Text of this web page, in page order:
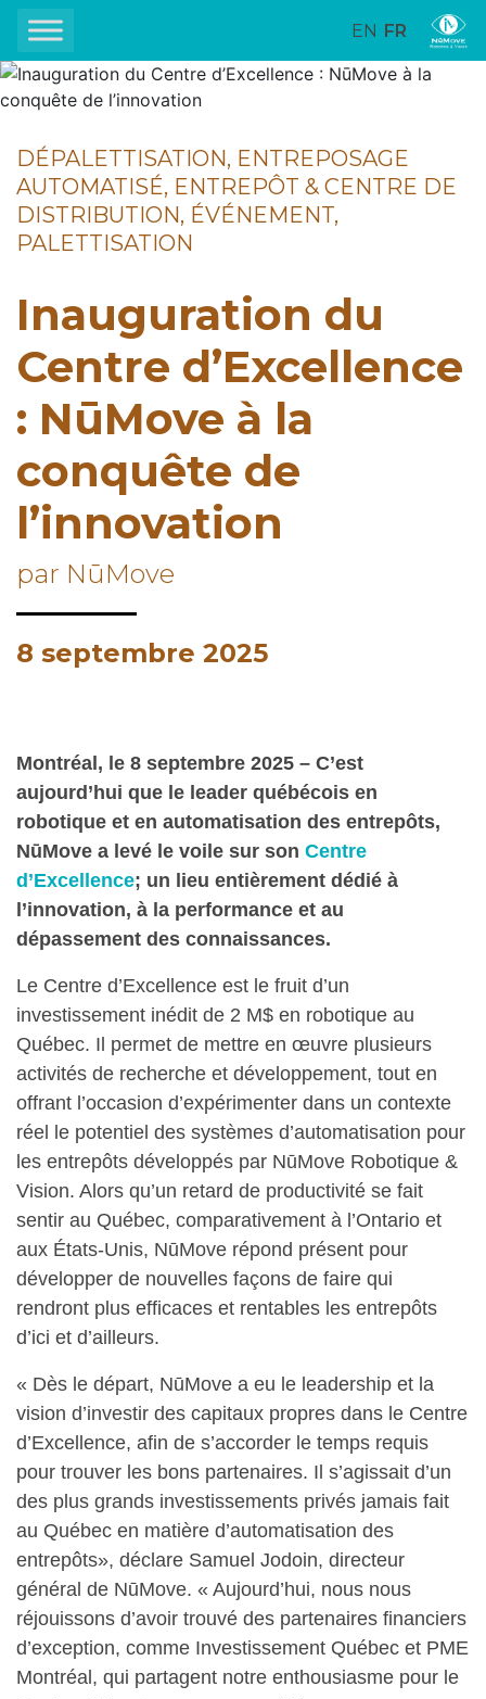
EN FR
DÉPALETTISATION, ENTREPOSAGE
AUTOMATISÉ, ENTREPÔT & CENTRE DE
DISTRIBUTION, ÉVÉNEMENT,
PALETTISATION
Inauguration du
Centre d’Excellence
: NūMove à la
conquête de
l’innovation
par NūMove
8 septembre 2025
Montréal, le 8 septembre 2025 – C’est
aujourd’hui que le leader québécois en
robotique et en automatisation des entrepôts,
NūMove a levé le voile sur son Centre
d’Excellence; un lieu entièrement dédié à
l’innovation, à la performance et au
dépassement des connaissances.
Le Centre d’Excellence est le fruit d’un
investissement inédit de 2 M$ en robotique au
Québec. Il permet de mettre en œuvre plusieurs
activités de recherche et développement, tout en
offrant l’occasion d’expérimenter dans un contexte
réel le potentiel des systèmes d’automatisation pour
les entrepôts développés par NūMove Robotique &
Vision. Alors qu’un retard de productivité se fait
sentir au Québec, comparativement à l’Ontario et
aux États-Unis, NūMove répond présent pour
développer de nouvelles façons de faire qui
rendront plus efficaces et rentables les entrepôts
d’ici et d’ailleurs.
« Dès le départ, NūMove a eu le leadership et la
vision d’investir des capitaux propres dans le Centre
d’Excellence, afin de s’accorder le temps requis
pour trouver les bons partenaires. Il s’agissait d’un
des plus grands investissements privés jamais fait
au Québec en matière d’automatisation des
entrepôts», déclare Samuel Jodoin, directeur
général de NūMove. « Aujourd’hui, nous nous
réjouissons d’avoir trouvé des partenaires financiers
d’exception, comme Investissement Québec et PME
Montréal, qui partagent notre enthousiasme pour le